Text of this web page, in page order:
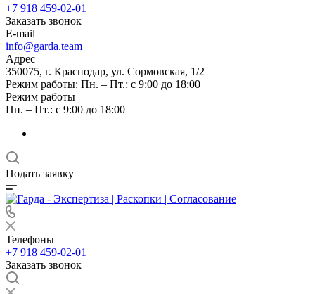
+7 918 459-02-01
Заказать звонок
E-mail
info@garda.team
Адрес
350075, г. Краснодар, ул. Сормовская, 1/2
Режим работы: Пн. – Пт.: с 9:00 до 18:00
Режим работы
Пн. – Пт.: с 9:00 до 18:00
Подать заявку
Телефоны
+7 918 459-02-01
Заказать звонок